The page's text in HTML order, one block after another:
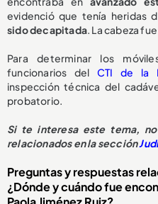
evidenció que tenía heridas
sido decapitada. La cabeza
Para determinar los
funcionarios delCTI de la
inspección técnica del
probatorio.
Si te interesa este tema,
relacionados en la sección
Preguntas y respuestas
¿Dónde y cuándo fue